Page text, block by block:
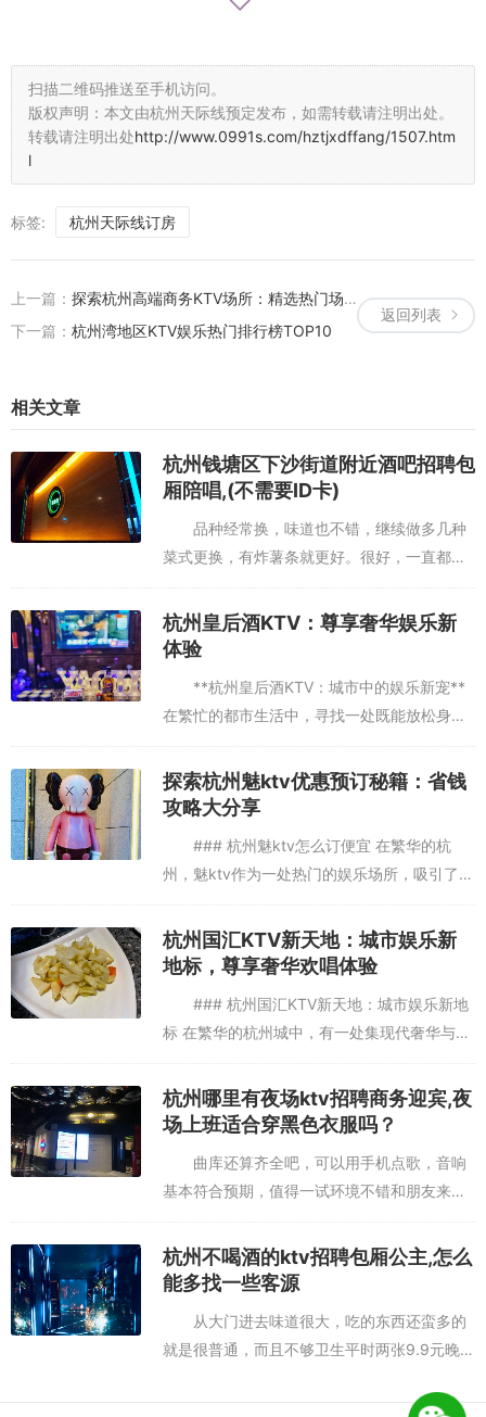
尬。 **三、案例分析：杭州某知名KTV的外卖服务** 以杭州某知名K
顾客张先生表示：“在KTV唱歌时突然想吃点小吃和饮料，但又不愿离
开包厢。通过KTV的点餐系统，我轻松点了一份炸鸡和奶茶，没过多
久就送到了包厢里，非常方便。” 此外，该KTV还通过与本地知名餐厅
合作，为顾客提供更多元化的菜品选择。例如，顾客可以在唱歌之余
品尝到地道的杭帮菜、川菜等美食。这种跨界合作不仅丰富了顾客的
选择，也提升了KTV的竞争力。 **四、如何享受“点外卖到KTV杭州
店”服务？** 1. **关注外卖平台或KTV公众号**：许多KTV已在外卖平
台或官方公众号上开通了点餐通道，顾客只需关注并登录即可。 2. **
浏览菜单**：在点餐系统中浏览丰富的菜品选择，根据个人喜好进行
挑选。 3. **下单支付**：确认菜品后，进行在线支付。部分KTV支持
包厢内支付，更加便捷。 4. **等待配送**：外卖平台或餐厅会将美食
外卖到KTV杭州店”的未来展望** 随着科技的进步和消费者需求的不断
来。未来，我们期待看到更多创新的合作方式和服务内容，如个性化
定制菜单、智能推荐系统等，为顾客带来更加贴心
扫描二维码推送至手机访问。
版权声明：本文由杭州天际线预定发布，如需转载请注明出处。
转载请注明出处http://www.0991s.com/hztjxdffang/1507.htm
l
标签: 杭州天际线订房
返回列表
上一篇： 探索杭州高端商务KTV场所：精选热门场馆指南
下一篇： 杭州湾地区KTV娱乐热门排行榜TOP10
相关文章
杭州钱塘区下沙街道附近酒吧招聘包
厢陪唱,(不需要ID卡)
品种经常换，味道也不错，继续做多几种
菜式更换，有炸薯条就更好。很好，一直都喜
欢，是一个全家区的好地方原本期望很高的去
唱k，结果搞得很扫兴。去ktv当天我已经提前
打电话去问了预约我买的1...
杭州皇后酒KTV：尊享奢华娱乐新
体验
**杭州皇后酒KTV：城市中的娱乐新宠**
在繁忙的都市生活中，寻找一处既能放松身心
又能享受高品质娱乐的场所，成为了许多人的
追求。杭州，这座历史悠久而又充满现代气息
的城市，近年来涌现...
探索杭州魅ktv优惠预订秘籍：省钱
攻略大分享
### 杭州魅ktv怎么订便宜 在繁华的杭
州，魅ktv作为一处热门的娱乐场所，吸引了无
数音乐爱好者前来放松和娱乐。然而，高昂的
订房费用常常让人望而却步。那么，如何在杭
州魅ktv订到便...
杭州国汇KTV新天地：城市娱乐新
地标，尊享奢华欢唱体验
### 杭州国汇KTV新天地：城市娱乐新地
标 在繁华的杭州城中，有一处集现代奢华与娱
乐享受于一体的新地标——**杭州国汇KTV新
天地**。这里不仅是音乐与欢笑的交汇点，更
是都市人释放...
杭州哪里有夜场ktv招聘商务迎宾,夜
场上班适合穿黑色衣服吗？
曲库还算齐全吧，可以用手机点歌，音响
基本符合预期，值得一试环境不错和朋友来的
首选音响效果还可以很不错的一家KTV，去的
时候以为离地铁站近，没有想到有点远，去到
哪里，环境很好，喜欢这一种...
杭州不喝酒的ktv招聘包厢公主,怎么
能多找一些客源
从大门进去味道很大，吃的东西还蛮多的
就是很普通，而且不够卫生平时两张9.9元晚场
器那边的小弄堂里，环境还可以，设备比较新